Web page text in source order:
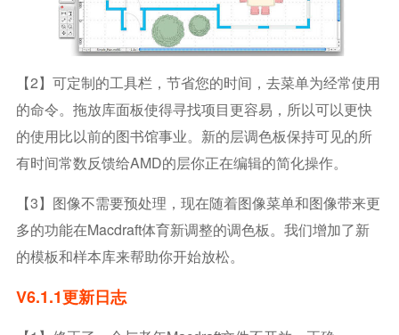
【2】可定制的工具栏，节省您的时间，去菜单为经常使用
的命令。拖放库面板使得寻找项目更容易，所以可以更快
的使用比以前的图书馆事业。新的层调色板保持可见的所
有时间常数反馈给AMD的层你正在编辑的简化操作。
【3】图像不需要预处理，现在随着图像菜单和图像带来更
多的功能在macdraft体育新调整的调色板。我们增加了新
的模板和样本库来帮助你开始放松。
V6.1.1更新日志